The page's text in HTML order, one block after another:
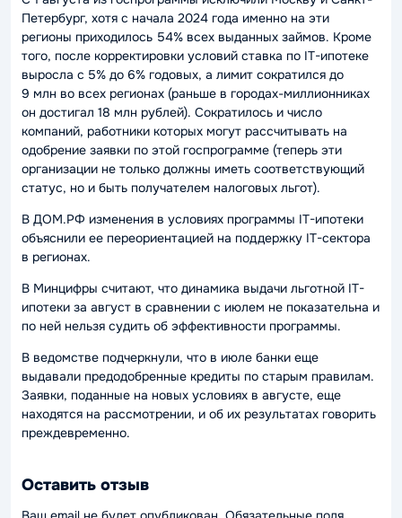
Петербург, хотя с начала 2024 года именно на эти
регионы приходилось 54% всех выданных займов. Кроме
того, после корректировки условий ставка по IT-ипотеке
выросла с 5% до 6% годовых, а лимит сократился до
9 млн во всех регионах (раньше в городах-миллионниках
он достигал 18 млн рублей). Сократилось и число
компаний, работники которых могут рассчитывать на
одобрение заявки по этой госпрограмме (теперь эти
организации не только должны иметь соответствующий
статус, но и быть получателем налоговых льгот).
В ДОМ.РФ изменения в условиях программы IT-ипотеки
объяснили ее переориентацией на поддержку IT-сектора
в регионах.
В Минцифры считают, что динамика выдачи льготной IT-
ипотеки за август в сравнении с июлем не показательна и
по ней нельзя судить об эффективности программы.
В ведомстве подчеркнули, что в июле банки еще
выдавали предодобренные кредиты по старым правилам.
Заявки, поданные на новых условиях в августе, еще
находятся на рассмотрении, и об их результатах говорить
преждевременно.
Оставить отзыв